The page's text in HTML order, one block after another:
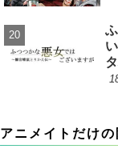
アニメイトだけ